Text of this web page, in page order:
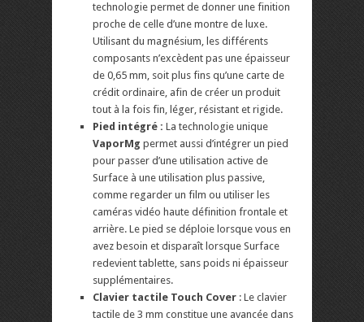
technologie permet de donner une finition
proche de celle d’une montre de luxe.
Utilisant du magnésium, les différents
composants n’excèdent pas une épaisseur
de 0,65 mm, soit plus fins qu’une carte de
crédit ordinaire, afin de créer un produit
tout à la fois fin, léger, résistant et rigide.
Pied intégré : La technologie unique
VaporMg permet aussi d’intégrer un pied
pour passer d’une utilisation active de
Surface à une utilisation plus passive,
comme regarder un film ou utiliser les
caméras vidéo haute définition frontale et
arrière. Le pied se déploie lorsque vous en
avez besoin et disparaît lorsque Surface
redevient tablette, sans poids ni épaisseur
supplémentaires.
Clavier tactile Touch Cover : Le clavier
tactile de 3 mm constitue une avancée dans